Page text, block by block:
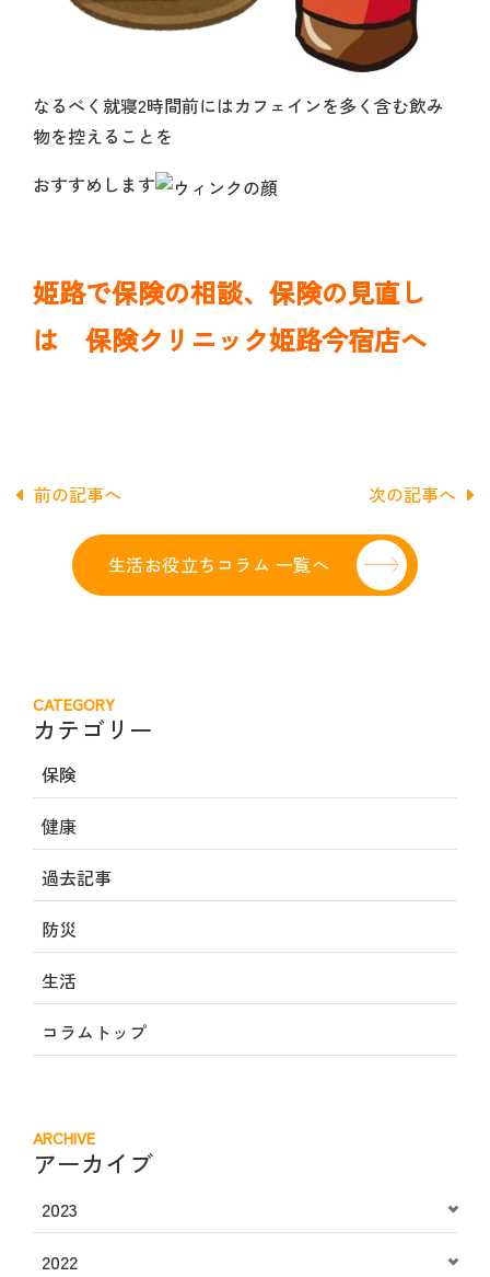
なるべく就寝2時間前にはカフェインを多く含む飲み
物を控えることを
おすすめします
姫路で保険の相談、保険の見直し
は 保険クリニック姫路今宿店へ
前の記事へ 次の記事へ
生活お役立ちコラム 一覧へ
CATEGORY
カテゴリー
保険
健康
過去記事
防災
生活
コラムトップ
ARCHIVE
アーカイブ
2023
2022